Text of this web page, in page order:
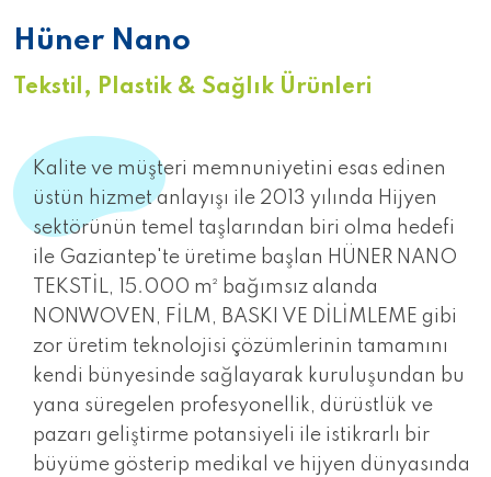
Hüner Nano
Tekstil, Plastik & Sağlık Ürünleri
Kalite ve müşteri memnuniyetini esas edinen
üstün hizmet anlayışı ile 2013 yılında Hijyen
sektörünün temel taşlarından biri olma hedefi
ile Gaziantep'te üretime başlan HÜNER NANO
TEKSTİL, 15.000 m² bağımsız alanda
NONWOVEN, FİLM, BASKI VE DİLİMLEME gibi
zor üretim teknolojisi çözümlerinin tamamını
kendi bünyesinde sağlayarak kuruluşundan bu
yana süregelen profesyonellik, dürüstlük ve
pazarı geliştirme potansiyeli ile istikrarlı bir
büyüme gösterip medikal ve hijyen dünyasında